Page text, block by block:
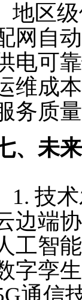
地区
网自
电可
维成
务质
、未
1. 技
边端
工智
字孪
通信